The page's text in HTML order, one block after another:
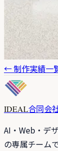
← 制作実績一
IDEAL合同会
AI・Web・デ
の専属チームで